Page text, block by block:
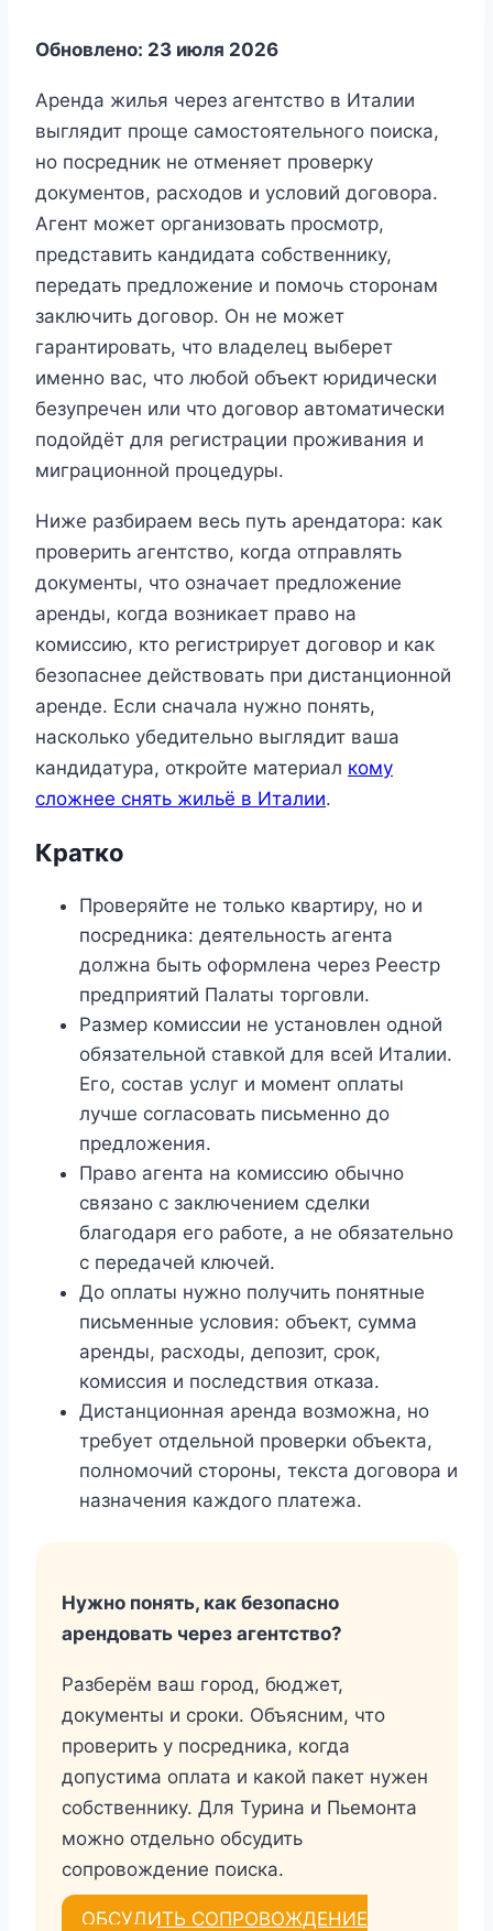
Обновлено: 23 июля 2026
Аренда жилья через агентство в Италии
выглядит проще самостоятельного поиска,
но посредник не отменяет проверку
документов, расходов и условий договора.
Агент может организовать просмотр,
представить кандидата собственнику,
передать предложение и помочь сторонам
заключить договор. Он не может
гарантировать, что владелец выберет
именно вас, что любой объект юридически
безупречен или что договор автоматически
подойдёт для регистрации проживания и
миграционной процедуры.
Ниже разбираем весь путь арендатора: как
проверить агентство, когда отправлять
документы, что означает предложение
аренды, когда возникает право на
комиссию, кто регистрирует договор и как
безопаснее действовать при дистанционной
аренде. Если сначала нужно понять,
насколько убедительно выглядит ваша
кандидатура, откройте материал кому
сложнее снять жильё в Италии.
Кратко
Проверяйте не только квартиру, но и
посредника: деятельность агента
должна быть оформлена через Реестр
предприятий Палаты торговли.
Размер комиссии не установлен одной
обязательной ставкой для всей Италии.
Его, состав услуг и момент оплаты
лучше согласовать письменно до
предложения.
Право агента на комиссию обычно
связано с заключением сделки
благодаря его работе, а не обязательно
с передачей ключей.
До оплаты нужно получить понятные
письменные условия: объект, сумма
аренды, расходы, депозит, срок,
комиссия и последствия отказа.
Дистанционная аренда возможна, но
требует отдельной проверки объекта,
полномочий стороны, текста договора и
назначения каждого платежа.
Нужно понять, как безопасно
арендовать через агентство?
Разберём ваш город, бюджет,
документы и сроки. Объясним, что
проверить у посредника, когда
допустима оплата и какой пакет нужен
собственнику. Для Турина и Пьемонта
можно отдельно обсудить
сопровождение поиска.
ОБСУДИТЬ СОПРОВОЖДЕНИЕ